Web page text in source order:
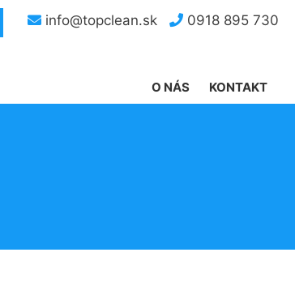
info@topclean.sk 0918 895 730
KONTAKT
O NÁS